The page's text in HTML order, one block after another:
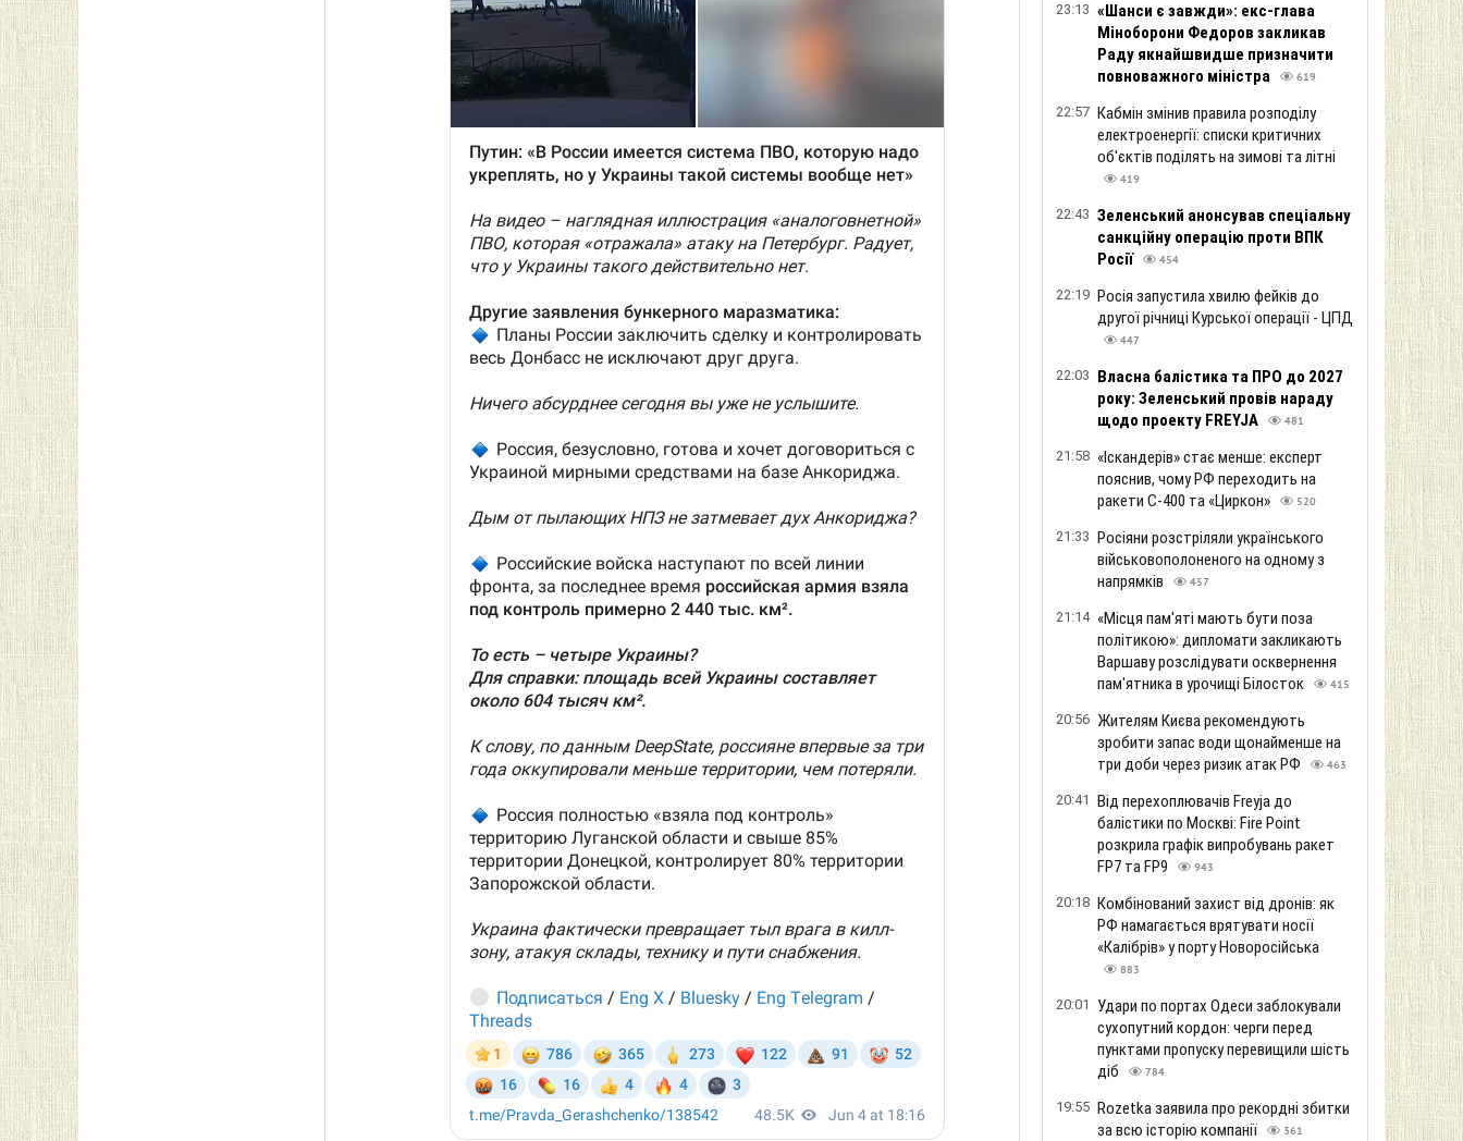
23:13 «Шанси є завжди»: екс-глава
Міноборони Федоров закликав
Раду якнайшвидше призначити
повноважного міністра
619
22:57 Кабмін змінив правила розподілу
електроенергії: списки критичних
об'єктів поділять на зимові та літні
419
22:43 Зеленський анонсував спеціальну
санкційну операцію проти ВПК
Росії
454
22:19 Росія запустила хвилю фейків до
другої річниці Курської операції - ЦПД
447
22:03 Власна балістика та ПРО до 2027
року: Зеленський провів нараду
щодо проекту FREYJA
481
21:58 «Іскандерів» стає менше: експерт
пояснив, чому РФ переходить на
ракети С-400 та «Циркон»
520
21:33 Росіяни розстріляли українського
військовополоненого на одному з
напрямків
457
21:14 «Місця пам'яті мають бути поза
політикою»: дипломати закликають
Варшаву розслідувати осквернення
пам'ятника в урочищі Білосток
415
20:56 Жителям Києва рекомендують
зробити запас води щонайменше на
три доби через ризик атак РФ
463
20:41 Від перехоплювачів Freyja до
балістики по Москві: Fire Point
розкрила графік випробувань ракет
FP7 та FP9
943
20:18 Комбінований захист від дронів: як
РФ намагається врятувати носії
«Калібрів» у порту Новоросійська
883
20:01
Удари по портах Одеси заблокували
сухопутний кордон: черги перед
пунктами пропуску перевищили шість
діб
784
19:55 Rozetka заявила про рекордні збитки
за всю історію компанії
361